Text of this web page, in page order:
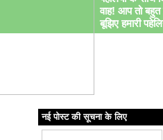
वाह! आप तो
बूझिए हमारी
नई पोस्ट की सूचना के लिए